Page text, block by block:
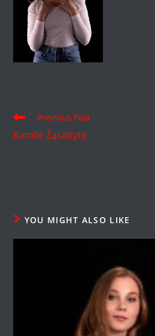
Read
articles
Previous Post
Kamilė Žąsaitytė
YOU MIGHT ALSO LIKE